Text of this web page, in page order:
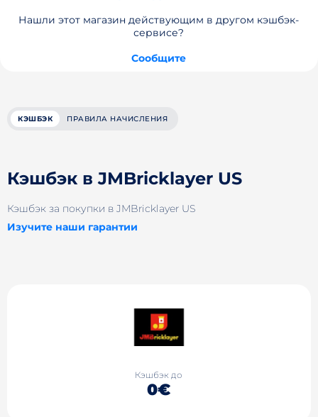
Нашли этот магазин действующим в другом кэшбэк-
сервисе?
Сообщите
КЭШБЭК ПРАВИЛА НАЧИСЛЕНИЯ
Кэшбэк в JMBricklayer US
Кэшбэк за покупки в JMBricklayer US
Изучите наши гарантии
Кэшбэк до
0€